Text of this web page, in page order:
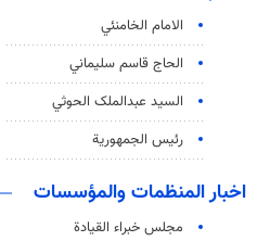
الامام الخامنئي
الحاج قاسم سليماني
السید عبدالملک الحوثي
رئيس الجمهورية
اخبار المنظمات والمؤسسات
مجلس خبراء القيادة